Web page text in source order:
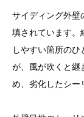
サイディング外壁
填されています。
しやすい箇所の
が、風が吹くと継
め、劣化したシー